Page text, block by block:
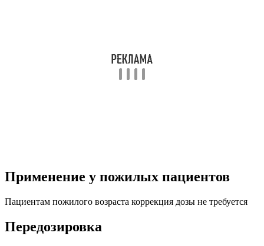
Применение у пожилых пациентов
Пациентам пожилого возраста коррекция дозы не требуется
Передозировка